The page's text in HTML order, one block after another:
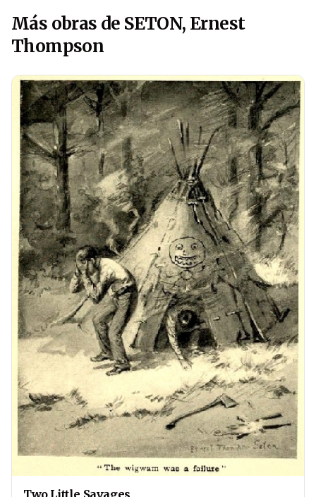
Más obras de SETON, Ernest
Thompson